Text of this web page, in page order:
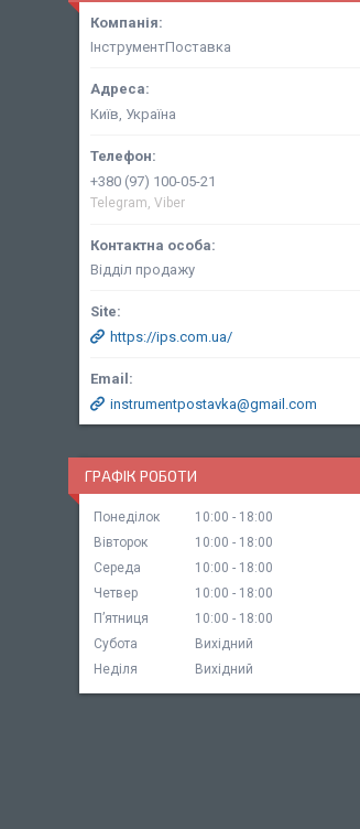
ІнструментПоставка
Київ, Україна
+380 (97) 100-05-21
Telegram, Viber
Відділ продажу
https://ips.com.ua/
instrumentpostavka@gmail.com
ГРАФІК РОБОТИ
Понеділок 10:00
18:00
Вівторок
10:00
18:00
Середа
10:00
18:00
Четвер
10:00
18:00
Пʼятниця
10:00
18:00
Субота
Вихідний
Неділя
Вихідний